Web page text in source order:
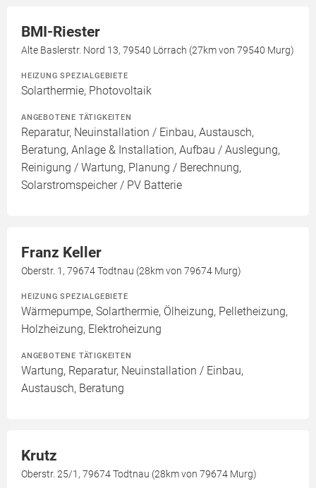
BMI-Riester
Alte Baslerstr. Nord 13, 79540 Lörrach (27km von 79540 Murg)
HEIZUNG SPEZIALGEBIETE
Solarthermie, Photovoltaik
ANGEBOTENE TÄTIGKEITEN
Reparatur, Neuinstallation / Einbau, Austausch,
Beratung, Anlage & Installation, Aufbau / Auslegung,
Reinigung / Wartung, Planung / Berechnung,
Solarstromspeicher / PV Batterie
Franz Keller
Oberstr. 1, 79674 Todtnau (28km von 79674 Murg)
HEIZUNG SPEZIALGEBIETE
Wärmepumpe, Solarthermie, Ölheizung, Pelletheizung,
Holzheizung, Elektroheizung
ANGEBOTENE TÄTIGKEITEN
Wartung, Reparatur, Neuinstallation / Einbau,
Austausch, Beratung
Krutz
Oberstr. 25/1, 79674 Todtnau (28km von 79674 Murg)